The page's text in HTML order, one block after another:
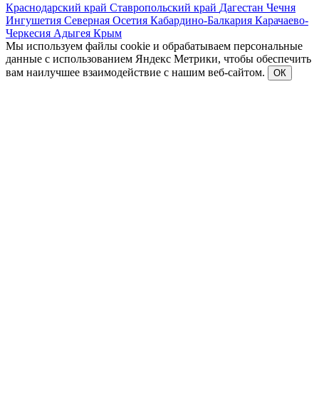
Краснодарский край Ставропольский край Дагестан Чечня
Ингушетия Северная Осетия Кабардино-Балкария Карачаево-
Черкесия Адыгея Крым
Мы используем файлы cookie и обрабатываем персональные
данные с использованием Яндекс Метрики, чтобы обеспечить
вам наилучшее взаимодействие с нашим веб-сайтом.
ОК